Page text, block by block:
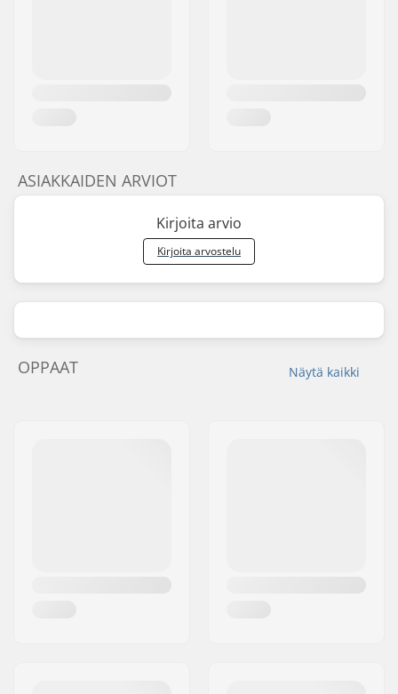
ASIAKKAIDEN ARVIOT
Kirjoita arvio
Kirjoita arvostelu
Näytä kaikki
OPPAAT